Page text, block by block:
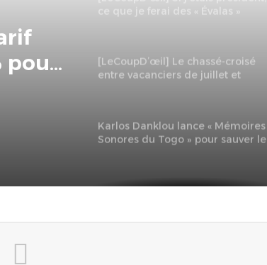
ce que je ferai des « Évalas »
[LeCoupD’œil] Le chassé-croisé
entre vacanciers de juillet et
Karlos Danklou lance « Mémoires
Sonores du Togo » pour sauver le